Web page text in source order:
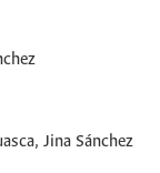
Jina Sánchez